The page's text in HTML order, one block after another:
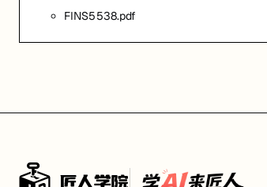
FINS5538.pdf